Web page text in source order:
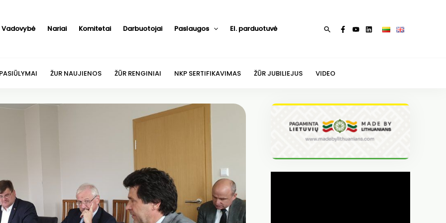
Vadovybė Nariai Komitetai Darbuotojai Paslaugos El. parduotuvė Paieška
ŽUR NAUJIENOS ŽŪR RENGINIAI NKP SERTIFIKAVIMAS ŽŪR JUBILIEJUS VIDEO